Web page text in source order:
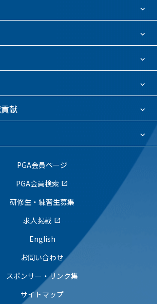
献
PGA会員ページ
PGA会員検索 open_in_new
研修生・練習生募集
求人掲載 open_in_new
English
お問い合わせ
スポンサー・リンク集
サイトマップ